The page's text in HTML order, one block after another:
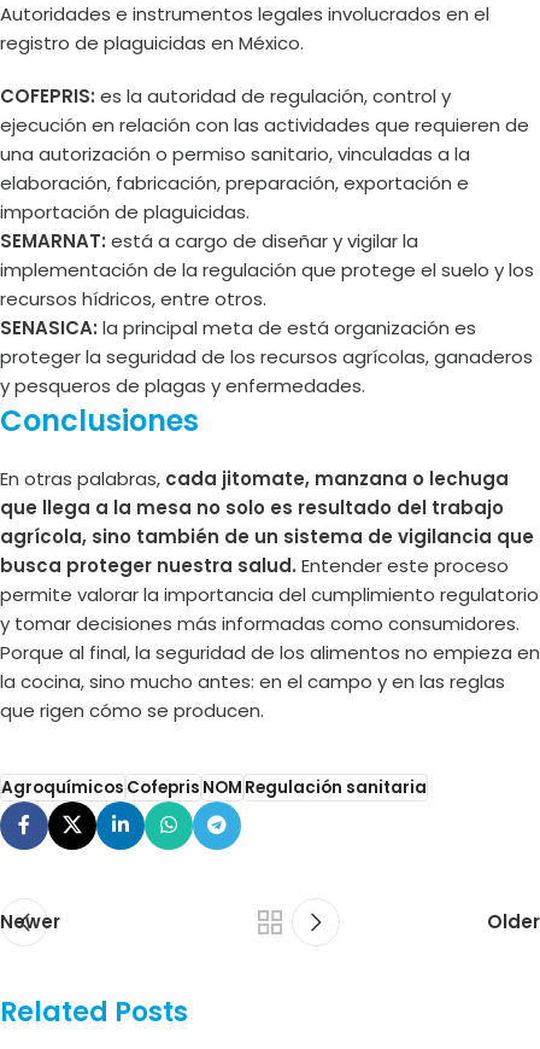
Autoridades e instrumentos legales involucrados en el
registro de plaguicidas en México.
COFEPRIS: es la autoridad de regulación, control y
ejecución en relación con las actividades que requieren de
una autorización o permiso sanitario, vinculadas a la
elaboración, fabricación, preparación, exportación e
importación de plaguicidas.
SEMARNAT: está a cargo de diseñar y vigilar la
implementación de la regulación que protege el suelo y los
recursos hídricos, entre otros.
SENASICA: la principal meta de está organización es
proteger la seguridad de los recursos agrícolas, ganaderos
y pesqueros de plagas y enfermedades.
Conclusiones
En otras palabras, cada jitomate, manzana o lechuga
que llega a la mesa no solo es resultado del trabajo
agrícola, sino también de un sistema de vigilancia que
busca proteger nuestra salud. Entender este proceso
permite valorar la importancia del cumplimiento regulatorio
y tomar decisiones más informadas como consumidores.
Porque al final, la seguridad de los alimentos no empieza en
la cocina, sino mucho antes: en el campo y en las reglas
que rigen cómo se producen.
AgroquímicosCofeprisNOMRegulación sanitaria
Newer Older
Related Posts